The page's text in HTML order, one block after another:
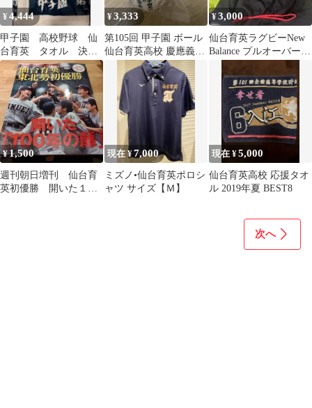
¥4,444
甲子園 高校野球 仙
台育英 タオル 決勝
キーホルダー
¥3,333
第105回 甲子園 ボール
仙台育英高校 慶應義塾
¥3,000
仙台育英ラグビーNew
Balance プルオーバー
¥1,500
週刊朝日増刊 仙台育
英初優勝 開いた１０
現在 ¥7,000
ミズノ•仙台育英ポロシ
ャツ サイズ【Ｍ】
現在 ¥5,000
仙台育英高校 応援タオ
ル 2019年夏 BEST8
次へ